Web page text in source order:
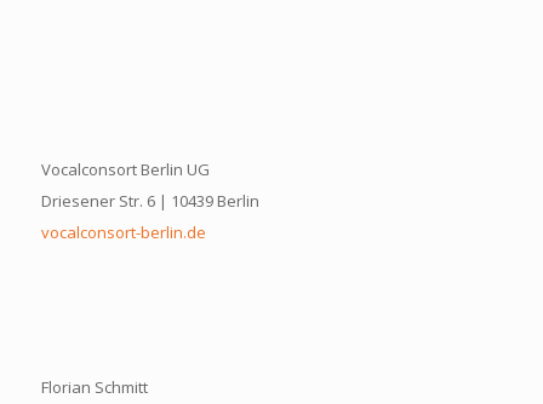
Vocalconsort Berlin UG
Driesener Str. 6 | 10439 Berlin
vocalconsort-berlin.de
Florian Schmitt